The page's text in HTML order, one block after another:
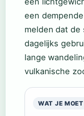
een
melden dat
dagelijks
lange
vulkanische
WAT JE